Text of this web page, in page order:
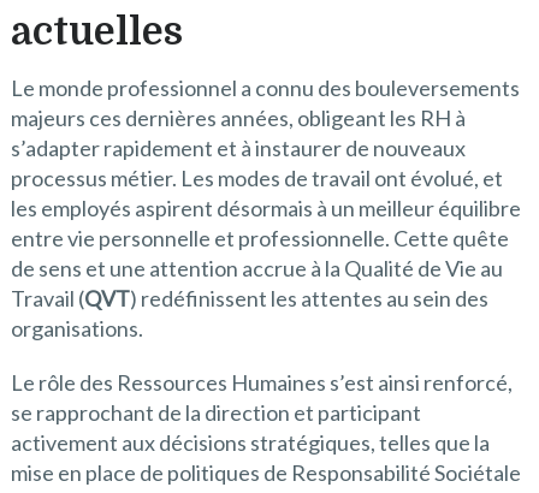
actuelles
Le monde professionnel a connu des bouleversements
majeurs ces dernières années, obligeant les RH à
s’adapter rapidement et à instaurer de nouveaux
processus métier. Les modes de travail ont évolué, et
les employés aspirent désormais à un meilleur équilibre
entre vie personnelle et professionnelle. Cette quête
de sens et une attention accrue à la Qualité de Vie au
Travail (QVT) redéfinissent les attentes au sein des
organisations.
Le rôle des Ressources Humaines s’est ainsi renforcé,
se rapprochant de la direction et participant
activement aux décisions stratégiques, telles que la
mise en place de politiques de Responsabilité Sociétale